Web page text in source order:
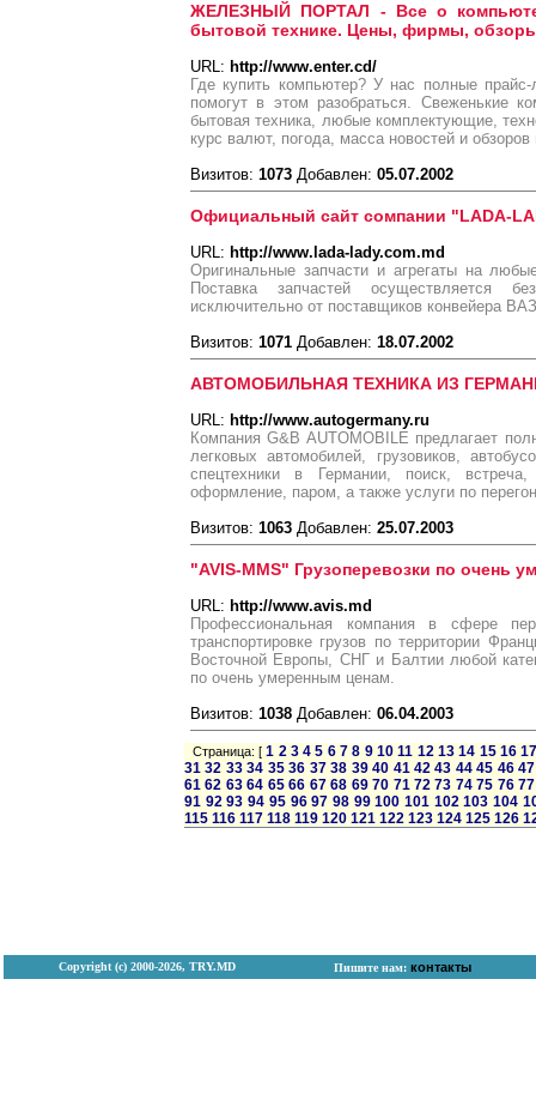
ЖЕЛЕЗНЫЙ ПОРТАЛ - Все о
бытовой технике. Цены, фирмы,
URL: http://www.enter.cd/
Где купить компьютер? У нас полные
помогут в этом разобраться. Свеженькие
бытовая техника, любые комплектующие,
курс валют, погода, масса новостей и
Визитов: 1073 Добавлен: 05.07.2002
Официальный сайт сомпании "LADA-
URL: http://www.lada-lady.com.md
Оригинальные запчасти и агрегаты на
Поставка запчастей осуществляется
исключительно от поставщиков конвейера
Визитов: 1071 Добавлен: 18.07.2002
АВТОМОБИЛЬНАЯ ТЕХНИКА ИЗ
URL: http://www.autogermany.ru
Компания G&B AUTOMOBILE предлагает
легковых автомобилей, грузовиков,
спецтехники в Германии, поиск,
оформление, паром, а также услуги по
Визитов: 1063 Добавлен: 25.07.2003
"AVIS-MMS" Грузоперевозки по очень
URL: http://www.avis.md
Профессиональная компания в сфере
транспортировке грузов по территории
Восточной Европы, СНГ и Балтии любой
по очень умеренным ценам.
Визитов: 1038 Добавлен: 06.04.2003
Страница: [1 2 3 4 5 6 7 8 9 10 11 12 13 14 15 16
31 32 33 34 35 36 37 38 39 40 41 42 43 44 45 46 47
61 62 63 64 65 66 67 68 69 70 71 72 73 74 75 76 77
91 92 93 94 95 96 97 98 99 100 101 102 103 104
115 116 117 118 119 120 121 122 123 124 125 126
Copyright (с) 2000-2026, TRY.MD Пишите нам: контакты